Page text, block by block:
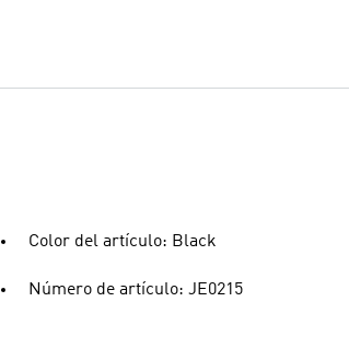
Color del artículo: Black
Número de artículo: JE0215